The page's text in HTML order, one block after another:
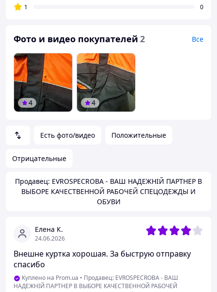
Есть фото/видео Положительные
Отрицательные
Продавец: EVROSPECROBA - ВАШ НАДЕЖНІЙ ПАРТНЕР В
ВЫБОРЕ КАЧЕСТВЕННОЙ РАБОЧЕЙ СПЕЦОДЕЖДЫ И
ОБУВИ
Елена К.
24.06.2026
Внешне куртка хорошая. За быструю отправку
спасибо
Куплено на Prom.ua • Продавец: EVROSPECROBA - ВАШ
НАДЕЖНІЙ ПАРТНЕР В ВЫБОРЕ КАЧЕСТВЕННОЙ РАБОЧЕЙ
1
0
Фото и видео покупателей 2 Все
4 4